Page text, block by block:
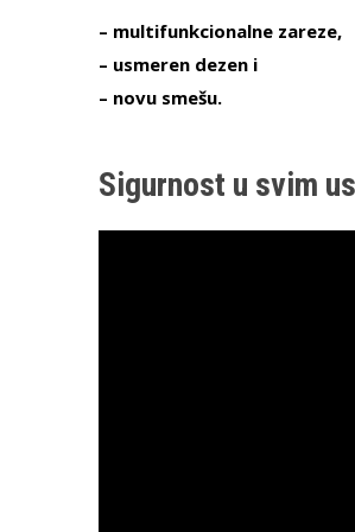
– multifunkcionalne zareze,
– usmeren dezen i
– novu smešu.
Sigurnost u svim